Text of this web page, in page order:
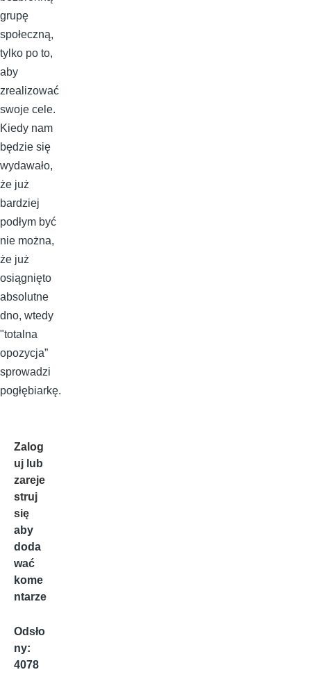
grupę
społeczną,
tylko po to,
aby
zrealizować
swoje cele.
Kiedy nam
będzie się
wydawało,
że już
bardziej
podłym być
nie można,
że już
osiągnięto
absolutne
dno, wtedy
"totalna
opozycja”
sprowadzi
pogłębiarkę.
Zalog
uj lub
zareje
struj
się
aby
doda
wać
kome
ntarze
Odsło
ny:
4078